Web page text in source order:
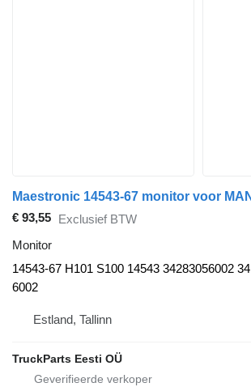
€ 93,55 Exclusief BTW
Monitor
14543-67 H101 S100 14543 34283056002
6002
Estland, Tallinn
TruckParts Eesti OÜ